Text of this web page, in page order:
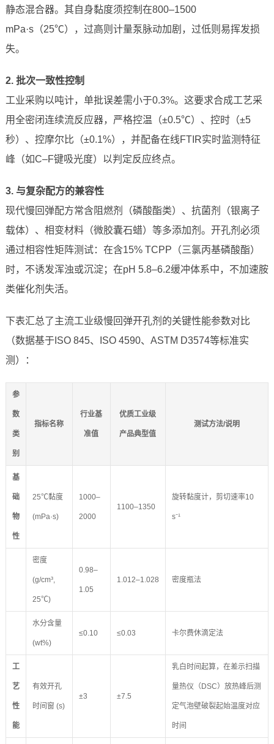
静态混合器。其自身黏度须控制在800–1500
mPa·s（25℃），过高则计量泵脉动加剧，过低则易挥发损
失。
2. 批次一致性控制
工业采购以吨计，单批误差需小于0.3%。这要求合成工艺采
用全密闭连续流反应器，严格控温（±0.5℃）、控时（±5
秒）、控摩尔比（±0.1%），并配备在线FTIR实时监测特征
峰（如C–F键吸光度）以判定反应终点。
3. 与复杂配方的兼容性
现代慢回弹配方常含阻燃剂（磷酸酯类）、抗菌剂（银离子
载体）、相变材料（微胶囊石蜡）等多添加剂。开孔剂必须
通过相容性矩阵测试：在含15% TCPP（三氯丙基磷酸酯）
时，不诱发浑浊或沉淀；在pH 5.8–6.2缓冲体系中，不加速胺
类催化剂失活。
下表汇总了主流工业级慢回弹开孔剂的关键性能参数对比
（数据基于ISO 845、ISO 4590、ASTM D3574等标准实
测）：
参
数
类
别
指标名称
行业基
准值
优质工业级
产品典型值
测试方法/说明
基
础
物
性
25℃黏度
(mPa·s)
1000–
2000
1100–1350
旋转黏度计，剪切速率10
s⁻¹
密度
(g/cm³,
25℃)
0.98–
1.05
1.012–1.028 密度瓶法
水分含量
(wt%)
≤0.10 ≤0.03 卡尔费休滴定法
工
艺
性
能
有效开孔
时间窗 (s)
±3 ±7.5
乳白时间起算，在差示扫描
量热仪（DSC）放热峰后测
定气泡壁破裂起始温度对应
时间